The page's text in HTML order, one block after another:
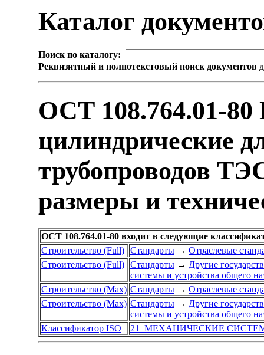
Каталог
Поиск по каталогу:
Реквизитный и полнотекстовый поиск документов
ОСТ 108.764.01-
цилиндрические
трубопроводов
размеры и
ОСТ 108.764.01-80 входит в следующие
Строительство (Full) Стандарты → Отраслевые
Строительство (Full) Стандарты → Другие
системы и устройства общего
Строительство (Max) Стандарты → Отраслевые
Строительство (Max) Стандарты → Другие
системы и устройства общего
Классификатор ISO
21 МЕХАНИЧЕСКИЕ